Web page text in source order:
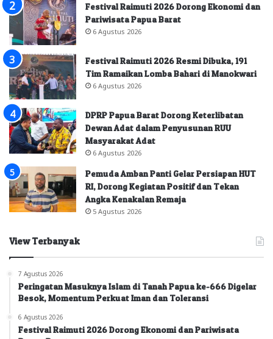
Festival Raimuti 2026 Dorong Ekonomi dan
Pariwisata Papua Barat
6 Agustus 2026
Festival Raimuti 2026 Resmi Dibuka, 191
Tim Ramaikan Lomba Bahari di Manokwari
6 Agustus 2026
DPRP Papua Barat Dorong Keterlibatan
Dewan Adat dalam Penyusunan RUU
Masyarakat Adat
6 Agustus 2026
Pemuda Amban Panti Gelar Persiapan HUT
RI, Dorong Kegiatan Positif dan Tekan
Angka Kenakalan Remaja
5 Agustus 2026
View Terbanyak
7 Agustus 2026
Peringatan Masuknya Islam di Tanah Papua ke-666 Digelar
Besok, Momentum Perkuat Iman dan Toleransi
6 Agustus 2026
Festival Raimuti 2026 Dorong Ekonomi dan Pariwisata